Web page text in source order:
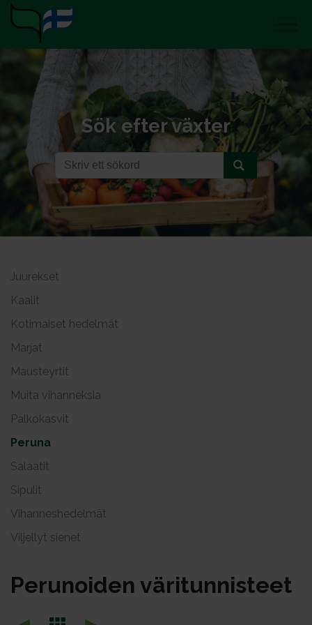
Sök efter växter
Juurekset
Kaalit
Kotimaiset hedelmät
Marjat
Mausteyrtit
Muita vihanneksia
Palkokasvit
Peruna
Salaatit
Sipulit
Vihanneshedelmät
Viljellyt sienet
Pe­ru­noi­den vä­ri­tun­nis­teet